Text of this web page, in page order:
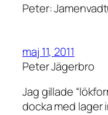
Peter:
maj 11, 2011
Peter Jägerbro
Jag gillade
docka med lager